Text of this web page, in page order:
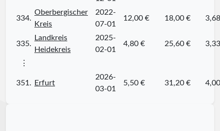
334.
Oberbergischer
Kreis
2022-
07-01
12,00 € 18,00 €
335.
Landkreis
Heidekreis
2025-
02-01
4,80 € 25,60 €
⋮
351. Erfurt
2026-
03-01
5,50 € 31,20 €